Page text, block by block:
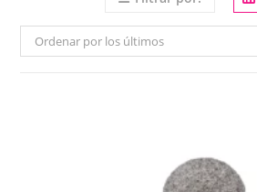
Ordenar por los últimos